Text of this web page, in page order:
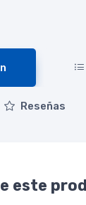
Reseñas
este